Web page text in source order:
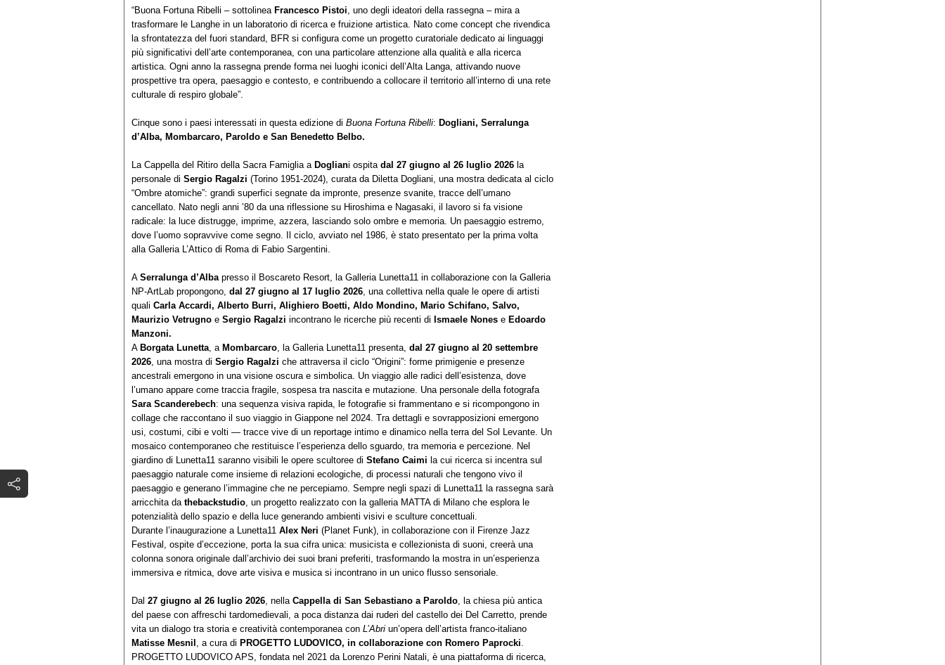
“Buona Fortuna Ribelli – sottolinea Francesco Pistoi, uno degli ideatori della rassegna – mira a
trasformare le Langhe in un laboratorio di ricerca e fruizione artistica. Nato come concept che rivendica
la sfrontatezza del fuori standard, BFR si configura come un progetto curatoriale dedicato ai linguaggi
più significativi dell’arte contemporanea, con una particolare attenzione alla qualità e alla ricerca
artistica. Ogni anno la rassegna prende forma nei luoghi iconici dell’Alta Langa, attivando nuove
prospettive tra opera, paesaggio e contesto, e contribuendo a collocare il territorio all’interno di una rete
culturale di respiro globale”.
Cinque sono i paesi interessati in questa edizione di Buona Fortuna Ribelli: Dogliani, Serralunga
d’Alba, Mombarcaro, Paroldo e San Benedetto Belbo.
La Cappella del Ritiro della Sacra Famiglia a Dogliani ospita dal 27 giugno al 26 luglio 2026 la
personale di Sergio Ragalzi (Torino 1951-2024), curata da Diletta Dogliani, una mostra dedicata al ciclo
“Ombre atomiche”: grandi superfici segnate da impronte, presenze svanite, tracce dell’umano
cancellato. Nato negli anni ’80 da una riflessione su Hiroshima e Nagasaki, il lavoro si fa visione
radicale: la luce distrugge, imprime, azzera, lasciando solo ombre e memoria. Un paesaggio estremo,
dove l’uomo sopravvive come segno. Il ciclo, avviato nel 1986, è stato presentato per la prima volta
alla Galleria L’Attico di Roma di Fabio Sargentini.
A Serralunga d’Albapresso il Boscareto Resort, la Galleria Lunetta11 in collaborazione con la Galleria
NP-ArtLab propongono, dal 27 giugno al 17 luglio 2026, una collettiva nella quale le opere di artisti
quali Carla Accardi, Alberto Burri, Alighiero Boetti, Aldo Mondino, Mario Schifano, Salvo,
Maurizio Vetrugno e Sergio Ragalzi incontrano le ricerche più recenti di Ismaele Nones e Edoardo
Manzoni.
A Borgata Lunetta, a Mombarcaro, la Galleria Lunetta11 presenta, dal 27 giugno al 20 settembre
2026, una mostra di Sergio Ragalzi che attraversa il ciclo “Origini”: forme primigenie e presenze
ancestrali emergono in una visione oscura e simbolica. Un viaggio alle radici dell’esistenza, dove
l’umano appare come traccia fragile, sospesa tra nascita e mutazione. Una personale della fotografa
Sara Scanderebech: una sequenza visiva rapida, le fotografie si frammentano e si ricompongono in
collage che raccontano il suo viaggio in Giappone nel 2024. Tra dettagli e sovrapposizioni emergono
usi, costumi, cibi e volti — tracce vive di un reportage intimo e dinamico nella terra del Sol Levante. Un
mosaico contemporaneo che restituisce l’esperienza dello sguardo, tra memoria e percezione. Nel
giardino di Lunetta11 saranno visibili le opere scultoree di Stefano Caimi la cui ricerca si incentra sul
paesaggio naturale come insieme di relazioni ecologiche, di processi naturali che tengono vivo il
paesaggio e generano l’immagine che ne percepiamo. Sempre negli spazi di Lunetta11 la rassegna sarà
arricchita da thebackstudio, un progetto realizzato con la galleria MATTA di Milano che esplora le
potenzialità dello spazio e della luce generando ambienti visivi e sculture concettuali.
Durante l’inaugurazione a Lunetta11 Alex Neri (Planet Funk), in collaborazione con il Firenze Jazz
Festival, ospite d’eccezione, porta la sua cifra unica: musicista e collezionista di suoni, creerà una
colonna sonora originale dall’archivio dei suoi brani preferiti, trasformando la mostra in un’esperienza
immersiva e ritmica, dove arte visiva e musica si incontrano in un unico flusso sensoriale.
Dal 27 giugno al 26 luglio 2026, nella Cappella di San Sebastiano a Paroldo, la chiesa più antica
del paese con affreschi tardomedievali, a poca distanza dai ruderi del castello dei Del Carretto, prende
vita un dialogo tra storia e creatività contemporanea con L’Abri un’opera dell’artista franco-italiano
Matisse Mesnil , a cura di PROGETTO LUDOVICO, in collaborazione con Romero Paprocki.
PROGETTO LUDOVICO APS, fondata nel 2021 da Lorenzo Perini Natali, è una piattaforma di ricerca,